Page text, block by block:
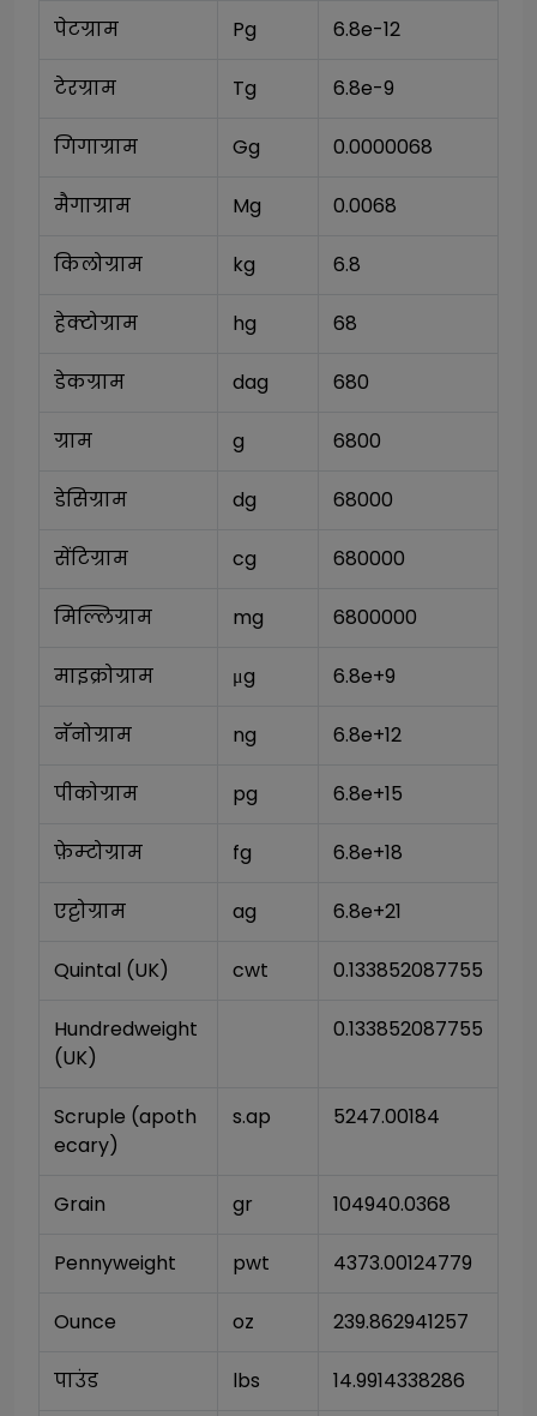
पेटग्राम Pg 6.8e-12
टेरग्राम Tg 6.8e-9
गिगाग्राम Gg 0.0000068
मैगाग्राम Mg 0.0068
किलोग्राम kg 6.8
हेक्टोग्राम hg 68
डेकग्राम dag 680
ग्राम g 6800
डेसिग्राम dg 68000
सेंटिग्राम cg 680000
मिल्लिग्राम mg 6800000
माइक्रोग्राम μg 6.8e+9
नॅनोग्राम ng 6.8e+12
पीकोग्राम pg 6.8e+15
फ़ेम्टोग्राम fg 6.8e+18
एट्टोग्राम ag 6.8e+21
Quintal (UK) cwt 0.133852087755
Hundredweight
(UK)
0.133852087755
Scruple (apoth
ecary)
s.ap 5247.00184
Grain gr 104940.0368
Pennyweight pwt 4373.00124779
Ounce oz 239.862941257
पाउंड lbs 14.9914338286